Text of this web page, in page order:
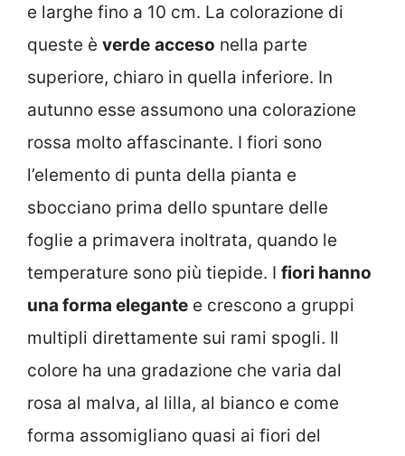
e larghe fino a 10 cm. La colorazione di
queste è verde acceso nella parte
superiore, chiaro in quella inferiore. In
autunno esse assumono una colorazione
rossa molto affascinante. I fiori sono
l’elemento di punta della pianta e
sbocciano prima dello spuntare delle
foglie a primavera inoltrata, quando le
temperature sono più tiepide. I fiori hanno
una forma elegante e crescono a gruppi
multipli direttamente sui rami spogli. Il
colore ha una gradazione che varia dal
rosa al malva, al lilla, al bianco e come
forma assomigliano quasi ai fiori del